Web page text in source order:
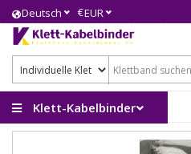
Deutsch €EUR
Klett-Kabelbinder